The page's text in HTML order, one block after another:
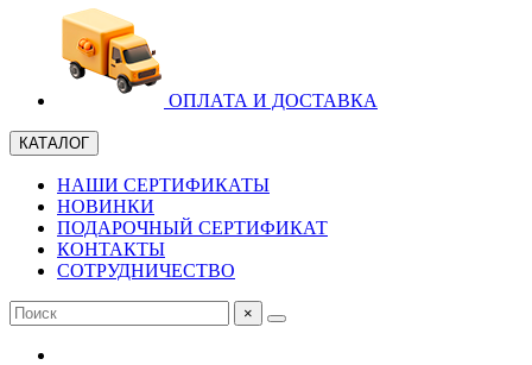
ОПЛАТА И ДОСТАВКА
КАТАЛОГ
НАШИ СЕРТИФИКАТЫ
НОВИНКИ
ПОДАРОЧНЫЙ СЕРТИФИКАТ
КОНТАКТЫ
СОТРУДНИЧЕСТВО
×